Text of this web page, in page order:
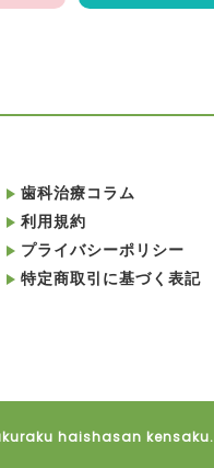
歯科治療コラム
利用規約
プライバシーポリシー
特定商取引に基づく表記
haishasan kensaku.